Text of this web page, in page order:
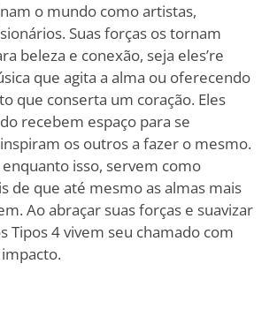
o mundo como artistas,
Suas forças os tornam
beleza e conexão, seja eles’re
que agita a alma ou oferecendo
que conserta um coração. Eles
recebem espaço para se
os outros a fazer o mesmo.
enquanto isso, servem como
de que até mesmo as almas mais
Ao abraçar suas forças e suavizar
Tipos 4 vivem seu chamado com